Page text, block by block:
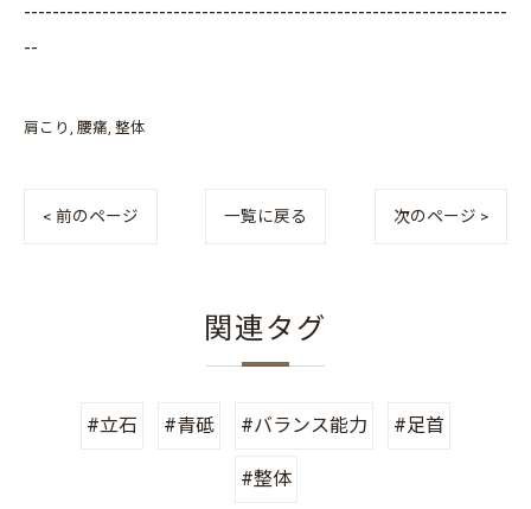
--------------------------------------------------------------------
--
肩こり 腰痛 整体
< 前のページ 一覧に戻る 次のページ >
関連タグ
#立石 #青砥 #バランス能力 #足首
#整体